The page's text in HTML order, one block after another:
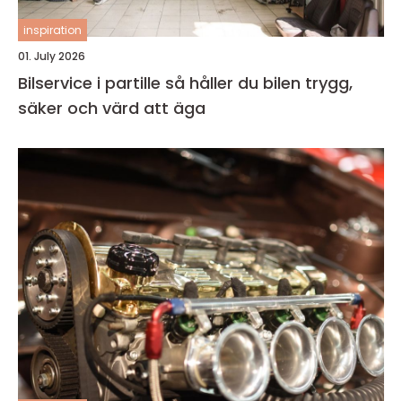
inspiration
01. July 2026
Bilservice i partille så håller du bilen trygg,
säker och värd att äga